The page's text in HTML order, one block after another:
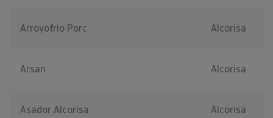
Arroyofrio Porc Alcorisa
Arsan Alcorisa
Asador Alcorisa Alcorisa